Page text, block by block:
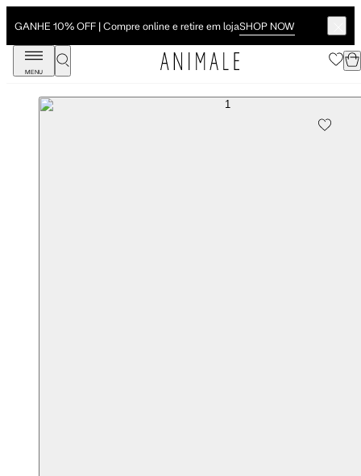
GANHE 10% OFF | Compre online e retire em lojaSHOP NOW
MENU